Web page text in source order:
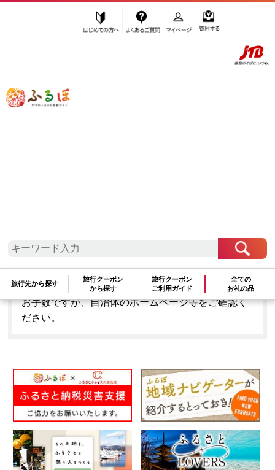
ふるぽ JTBのふるさと納税サイト
旅行先から探す
旅行クーポン
から探す
旅行クーポン
ご利用ガイド
全ての
お礼の品
「長野県長和町」はふるぽからお申込みをすること
はできません。
お手数ですが、自治体のホームページ等をご確認く
ださい。